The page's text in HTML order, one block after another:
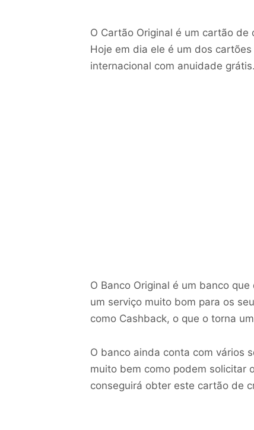
O Cartão Original é um cartão
Hoje em dia ele é um dos
internacional com anuidade grátis.
O Banco Original é um banco
um serviço muito bom para os
como Cashback, o que o torna
O banco ainda conta com vários
muito bem como podem solicitar
conseguirá obter este cartão de